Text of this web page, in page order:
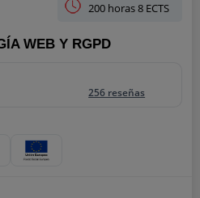
200 horas 8 ECTS
WEB Y RGPD
256 reseñas